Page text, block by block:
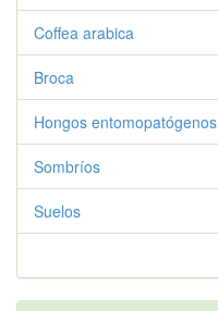
Coffea arabica
Broca
Hongos entomopatógenos
Sombríos
Suelos